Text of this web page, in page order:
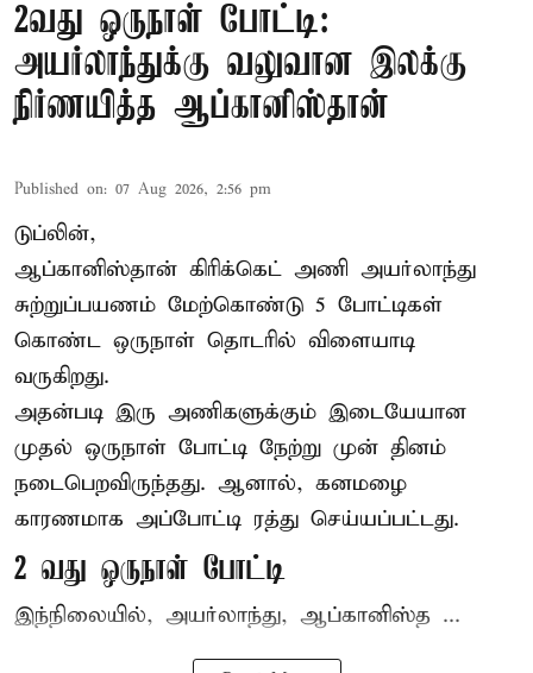
2வது ஒருநாள் போட்டி:
அயர்லாந்துக்கு வலுவான இலக்கு
நிர்ணயித்த ஆப்கானிஸ்தான்
Published on: 07 Aug 2026, 2:56 pm
டுப்லின்,
ஆப்கானிஸ்தான் கிரிக்கெட் அணி அயர்லாந்து
சுற்றுப்பயணம் மேற்கொண்டு 5 போட்டிகள்
கொண்ட ஒருநாள் தொடரில் விளையாடி
வருகிறது.
அதன்படி இரு அணிகளுக்கும் இடையேயான
முதல் ஒருநாள் போட்டி நேற்று முன் தினம்
நடைபெறவிருந்தது. ஆனால், கனமழை
காரணமாக அப்போட்டி ரத்து செய்யப்பட்டது.
2 வது ஒருநாள் போட்டி
இந்நிலையில், அயர்லாந்து, ஆப்கானிஸ்த ...